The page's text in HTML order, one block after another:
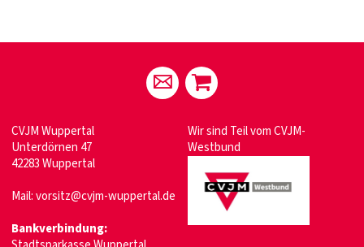
CVJM Wuppertal
Unterdörnen 47
42283 Wuppertal
Mail:vorsitz@cvjm-wuppertal.de
Bankverbindung:
Wir sind Teil vomCVJM-
Westbund